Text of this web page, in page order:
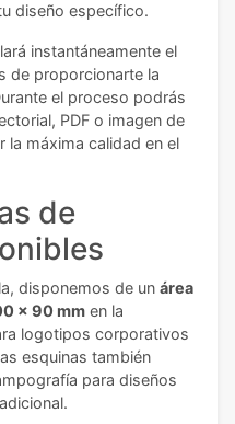
diseño específico.
instantáneamente el
de proporcionarte la
el proceso podrás
PDF o imagen de
la máxima calidad en el
de
disponemos de un área
x 90 mm en la
logotipos corporativos
esquinas también
para diseños